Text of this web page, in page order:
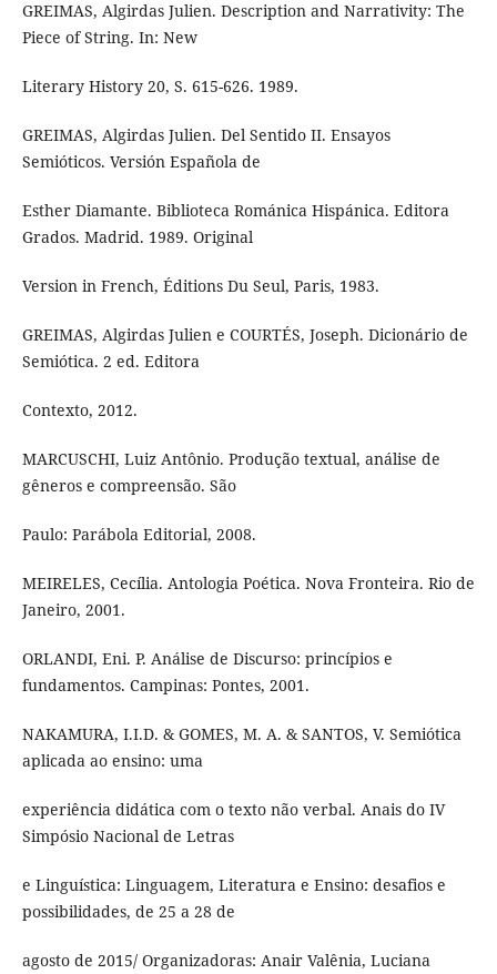
GREIMAS, Algirdas Julien. Description and Narrativity: The
Piece of String. In: New
Literary History 20, S. 615-626. 1989.
GREIMAS, Algirdas Julien. Del Sentido II. Ensayos
Semióticos. Versión Española de
Esther Diamante. Biblioteca Románica Hispánica. Editora
Grados. Madrid. 1989. Original
Version in French, Éditions Du Seul, Paris, 1983.
GREIMAS, Algirdas Julien e COURTÉS, Joseph. Dicionário de
Semiótica. 2 ed. Editora
Contexto, 2012.
MARCUSCHI, Luiz Antônio. Produção textual, análise de
gêneros e compreensão. São
Paulo: Parábola Editorial, 2008.
MEIRELES, Cecília. Antologia Poética. Nova Fronteira. Rio de
Janeiro, 2001.
ORLANDI, Eni. P. Análise de Discurso: princípios e
fundamentos. Campinas: Pontes, 2001.
NAKAMURA, I.I.D. & GOMES, M. A. & SANTOS, V. Semiótica
aplicada ao ensino: uma
experiência didática com o texto não verbal. Anais do IV
Simpósio Nacional de Letras
e Linguística: Linguagem, Literatura e Ensino: desafios e
possibilidades, de 25 a 28 de
agosto de 2015/ Organizadoras: Anair Valênia, Luciana